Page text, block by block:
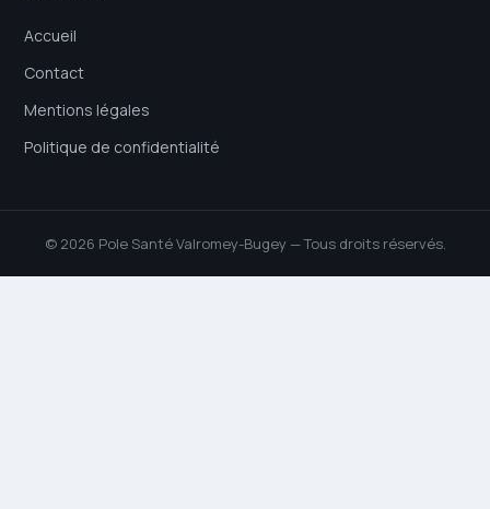
Accueil
Contact
Mentions légales
Politique de confidentialité
© 2026 Pole Santé Valromey-Bugey — Tous droits réservés.